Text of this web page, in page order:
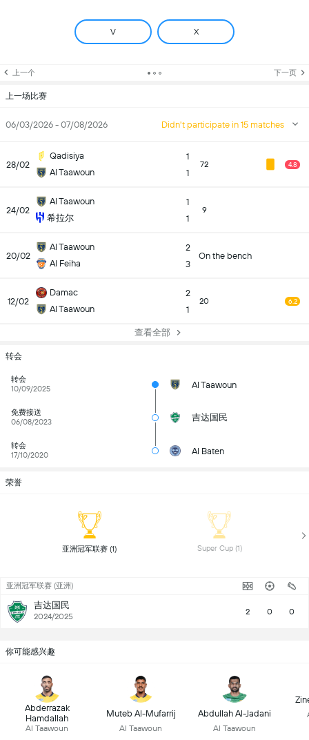
V X
上一个 下一页
上一场比赛
06/03/2026 - 07/08/2026 Didn't participate in 15 matches
28/02
Qadisiya
Al Taawoun
1
1
72 4.8
24/02
Al Taawoun
希拉尔
1
1
9
20/02
Al Taawoun
Al Feiha
2
3
On the bench
12/02
Damac
Al Taawoun
2
1
20 6.2
查看全部
转会
转会
10/09/2025
Al Taawoun
免费接送
06/08/2023
吉达国民
转会
17/10/2020
Al Baten
荣誉
Super Cup (1)
亚洲冠军联赛 (亚洲)
吉达国民
2024/2025 2 0 0
你可能感兴趣
Abderrazak
Hamdallah
Al Taawoun
Muteb Al-Mufarrij
Al Taawoun
Abdullah Al-Jadani
Al Taawoun